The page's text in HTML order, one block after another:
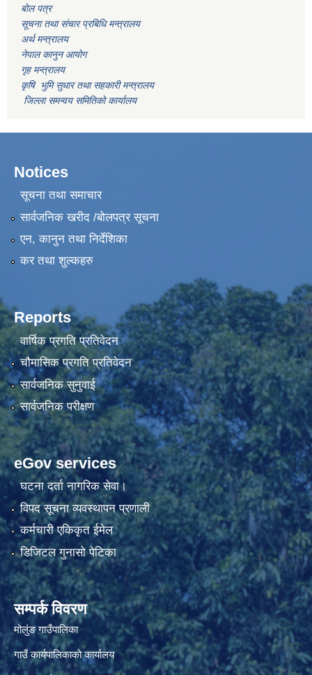
बोल पत्र
सूचना तथा संचार प्रबिधि मन्त्रालय
अर्थ मन्त्रालय
नेपाल कानुन आयोग
गृह मन्त्रालय
कृषि भुमि सुधार तथा सहकारी मन्त्रालय
जिल्ला समन्वय समितिको कार्यालय
Notices
सूचना तथा समाचार
सार्वजनिक खरीद /बोलपत्र सूचना
एन, कानुन तथा निर्देशिका
कर तथा शुल्कहरु
Reports
वार्षिक प्रगति प्रतिवेदन
चौमासिक प्रगति प्रतिवेदन
सार्वजनिक सुनुवाई
सार्वजनिक परीक्षण
eGov services
घटना दर्ता नागरिक सेवा।
विपद सूचना व्यवस्थापन प्रणाली
कर्मचारी एकिकृत ईमेल
डिजिटल गुनासो पेटिका
सम्पर्क विवरण
मोलुंङ गाउँपालिका
गाउँ कार्यपालिकाको कार्यालय